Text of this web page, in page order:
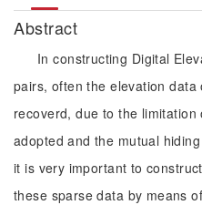
Abstract
In constructing Digital
pairs, often the elevation
recoverd, due to the
adopted and the mutual
it is very important to
these sparse data by means